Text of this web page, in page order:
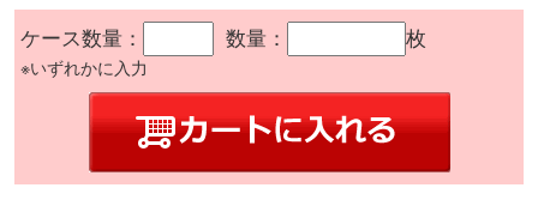
ケース数量： 数量： 枚
※いずれかに入力